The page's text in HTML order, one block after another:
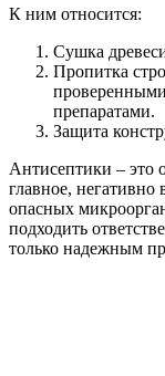
К ним относится:
Сушка
Пропитка
препаратами.
Защита
Антисептики – это
главное,
опасных
подходить
только надежным